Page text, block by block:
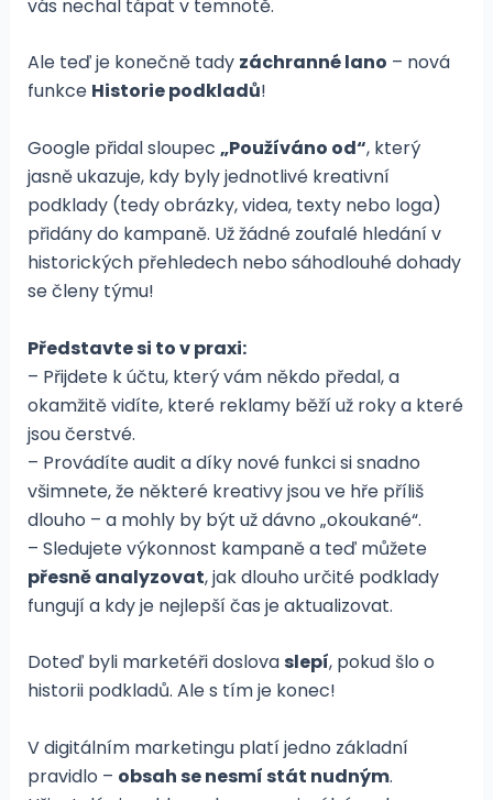
vás nechal tápat v temnotě.
Ale teď je konečně tady záchranné lano – nová
funkce Historie podkladů!
Google přidal sloupec „Používáno od“, který
jasně ukazuje, kdy byly jednotlivé kreativní
podklady (tedy obrázky, videa, texty nebo loga)
přidány do kampaně. Už žádné zoufalé hledání v
historických přehledech nebo sáhodlouhé dohady
se členy týmu!
Představte si to v praxi:
– Přijdete k účtu, který vám někdo předal, a
okamžitě vidíte, které reklamy běží už roky a které
jsou čerstvé.
– Provádíte audit a díky nové funkci si snadno
všimnete, že některé kreativy jsou ve hře příliš
dlouho – a mohly by být už dávno „okoukané“.
– Sledujete výkonnost kampaně a teď můžete
přesně analyzovat, jak dlouho určité podklady
fungují a kdy je nejlepší čas je aktualizovat.
Doteď byli marketéři doslovaslepí, pokud šlo o
historii podkladů. Ale s tím je konec!
V digitálním marketingu platí jedno základní
pravidlo – obsah se nesmí stát nudným.